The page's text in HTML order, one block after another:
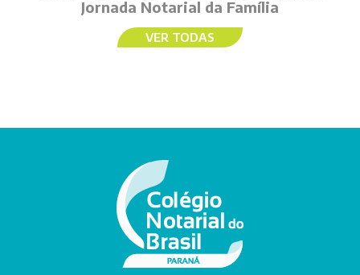
Jornada Notarial da Família
VER TODAS